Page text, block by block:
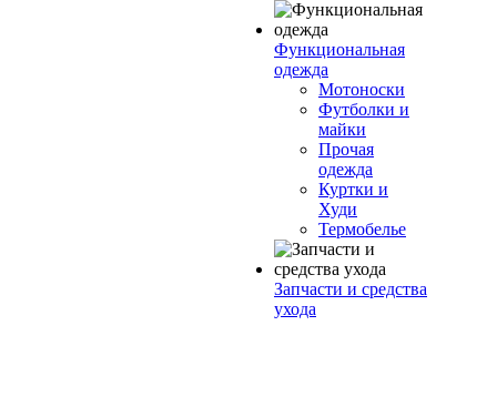
Функциональная
одежда
Мотоноски
Футболки и
майки
Прочая
одежда
Куртки и
Худи
Термобелье
Запчасти и средства
ухода